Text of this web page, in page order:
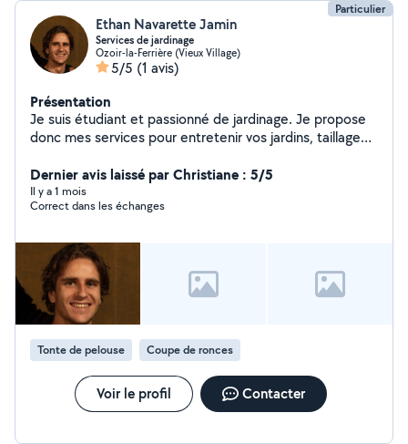
Particulier
Ethan Navarette Jamin
Services de jardinage
Ozoir-la-Ferrière (Vieux Village)
5/5 (1 avis)
Présentation
Je suis étudiant et passionné de jardinage. Je propose
donc mes services pour entretenir vos jardins, taillage
Dernier avis laissé par Christiane : 5/5
Il y a 1 mois
Correct dans les échanges
Tonte de pelouse Coupe de ronces
Voir le profil Contacter